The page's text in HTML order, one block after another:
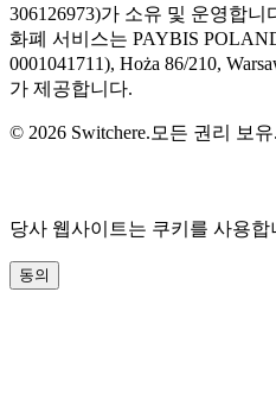
306126973)가 소유 및 운영합
화폐 서비스는 PAYBIS
0001041711), Hoża 86/210,
가 제공합니다.
© 2026 Switchere.모든 권리 보유.
당사 웹사이트는 쿠키를 사용합
동의